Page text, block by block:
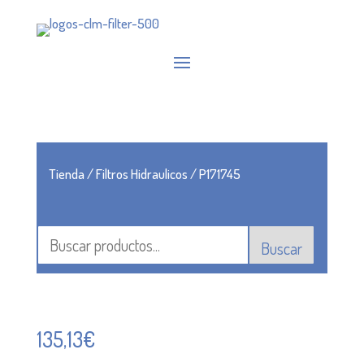
Tienda/Filtros Hidraulicos/ P171745
Buscar
135,13€